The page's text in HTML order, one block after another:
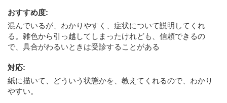
おすすめ度:
混んでいるが、わかりやすく、症状について説明してくれ
る。雑色から引っ越してしまったけれども、信頼できるの
で、具合がわるいときは受診することがある
対応:
紙に描いて、どういう状態かを、教えてくれるので、わかり
やすい。